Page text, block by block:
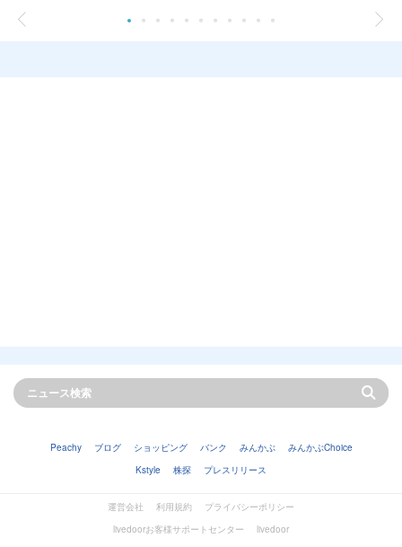
Peachy ブログ ショッピング バンク みんかぶ
みんかぶChoice
Kstyle
株探 プレスリリース
運営会社 利用規約
プライバシーポリシー
livedoorお客様サポートセンター
livedoor